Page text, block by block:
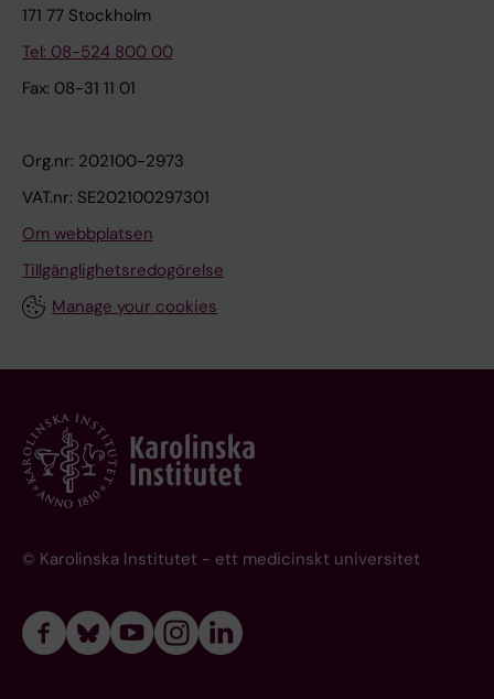
171 77 Stockholm
Tel: 08-524 800 00
Fax: 08-31 11 01
Org.nr: 202100-2973
VAT.nr: SE202100297301
Om webbplatsen
Tillgänglighetsredogörelse
Manage your cookies
© Karolinska Institutet - ett medicinskt universitet